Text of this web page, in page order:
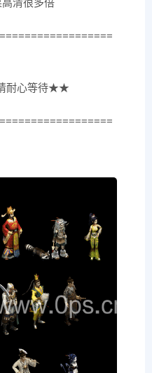
清很多倍
耐心等待★★